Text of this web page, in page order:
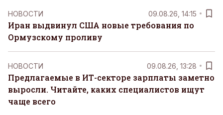
НОВОСТИ 09.08.26, 14:15
Иран выдвинул США новые требования по
Ормузскому проливу
НОВОСТИ 09.08.26, 13:28
Предлагаемые в ИТ-секторе зарплаты заметно
выросли. Читайте, каких специалистов ищут
чаще всего